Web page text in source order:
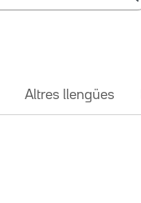
Altres llengües